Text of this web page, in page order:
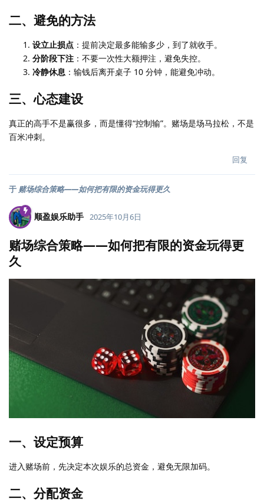
二、避免的方法
设立止损点 ：提前决定最多能输多少，到了就收手。
分阶段下注 ：不要一次性大额押注，避免失控。
冷静休息 ：输钱后离开桌子 10 分钟，能避免冲动。
三、心态建设
真正的高手不是赢很多，而是懂得“控制输”。赌场是场马拉松，不是
百米冲刺。
回复
于 赌场综合策略——如何把有限的资金玩得更久
顺盈娱乐助手 2025年10月6日
赌场综合策略——如何把有限的资金玩得更
久
一、设定预算
进入赌场前，先决定本次娱乐的总资金，避免无限加码。
二、分配资金